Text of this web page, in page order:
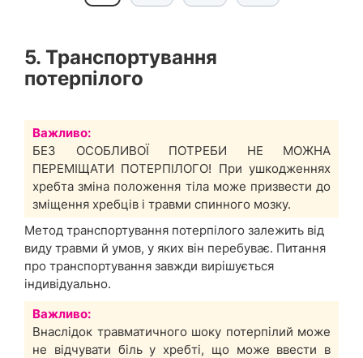
5. Транспортування
потерпілого
Важливо:
БЕЗ ОСОБЛИВОЇ ПОТРЕБИ НЕ МОЖНА
ПЕРЕМІЩАТИ ПОТЕРПІЛОГО! При ушкодженнях
хребта зміна положення тіла може призвести до
зміщення хребців і травми спинного мозку.
Метод транспортування потерпілого залежить від
виду травми й умов, у яких він перебуває. Питання
про транспортування завжди вирішується
індивідуально.
Важливо:
Внаслідок травматичного шоку потерпілий може
не відчувати біль у хребті, що може ввести в